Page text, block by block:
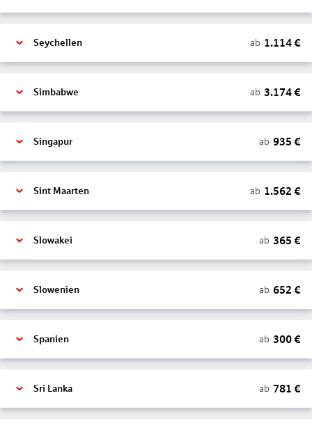
Seychellen ab 1.114€
Simbabwe ab 3.174€
Singapur ab 935 €
Sint Maarten ab 1.562 €
Slowakei ab 365 €
Slowenien ab 652 €
Spanien ab 300€
Sri Lanka ab 781 €